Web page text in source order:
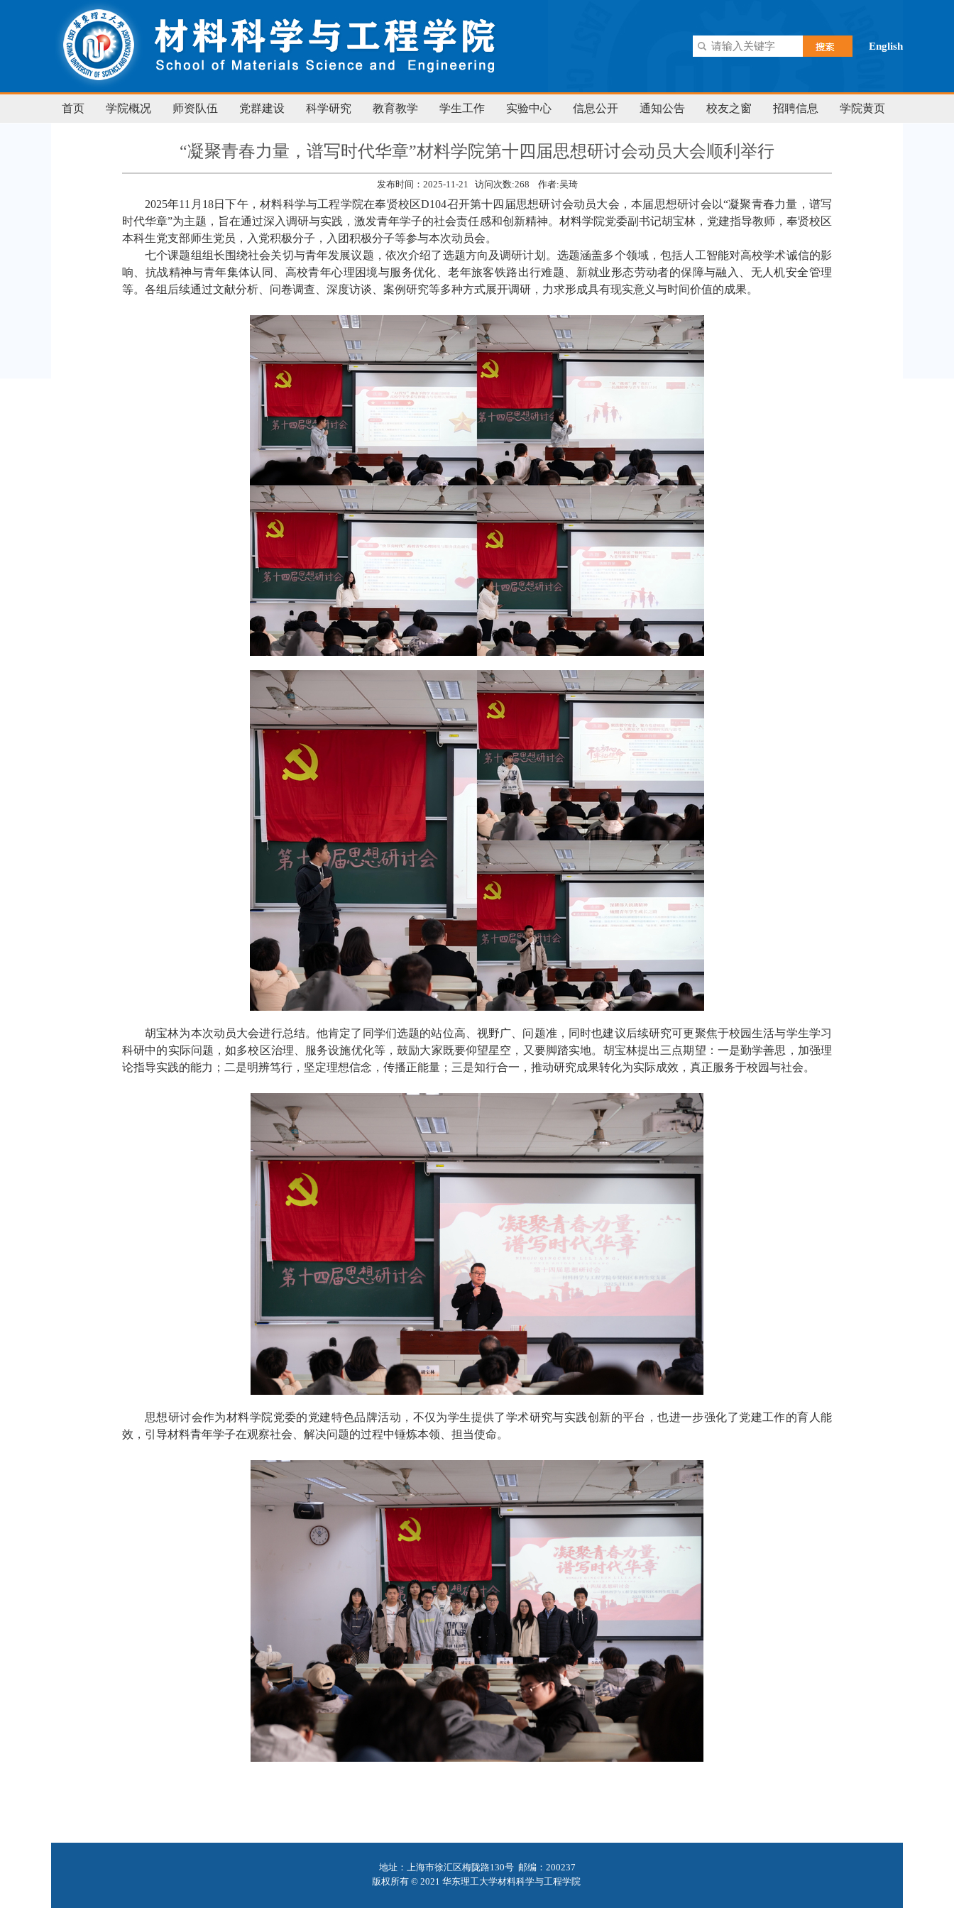
English
首页 学院概况 师资队伍 党群建设 科学研究 教育教学 学生工作 实验中心 信息公开 通知公告 校友之窗 招聘信息 学院黄页
“凝聚青春力量，谱写时代华章”材料学院第十四届思想研讨会动员大会顺利举行
发布时间：2025-11-21 访问次数:268 作者:吴琦
2025年11 月 18日下午，材料科学与工程学院在奉贤校区D104召开第十四届思想研讨会动员大会，本届思想研讨会以“凝聚青春力量，谱写
时代华章”为主题，旨在通过深入调研与实践，激发青年学子的社会责任感和创新精神。材料学院党委副书记胡宝林，党建指导教师，奉贤校区
本科生党支部师生党员，入党积极分子，入团积极分子等参与本次动员会。
七个课题组组长围绕社会关切与青年发展议题，依次介绍了选题方向及调研计划。选题涵盖多个领域，包括人工智能对高校学术诚信的影
响、抗战精神与青年集体认同、高校青年心理困境与服务优化、老年旅客铁路出行难题、新就业形态劳动者的保障与融入、无人机安全管理
等。各组后续通过文献分析、问卷调查、深度访谈、案例研究等多种方式展开调研，力求形成具有现实意义与时间价值的成果。
胡宝林为本次动员大会进行总结。他肯定了同学们选题的站位高、视野广、问题准，同时也建议后续研究可更聚焦于校园生活与学生学习
科研中的实际问题，如多校区治理、服务设施优化等，鼓励大家既要仰望星空，又要脚踏实地。胡宝林提出三点期望：一是勤学善思，加强理
论指导实践的能力；二是明辨笃行，坚定理想信念，传播正能量；三是知行合一，推动研究成果转化为实际成效，真正服务于校园与社会。
思想研讨会作为材料学院党委的党建特色品牌活动，不仅为学生提供了学术研究与实践创新的平台，也进一步强化了党建工作的育人能
效，引导材料青年学子在观察社会、解决问题的过程中锤炼本领、担当使命。
地址：上海市徐汇区梅陇路130号 邮编：200237
版权所有 © 2021 华东理工大学材料科学与工程学院